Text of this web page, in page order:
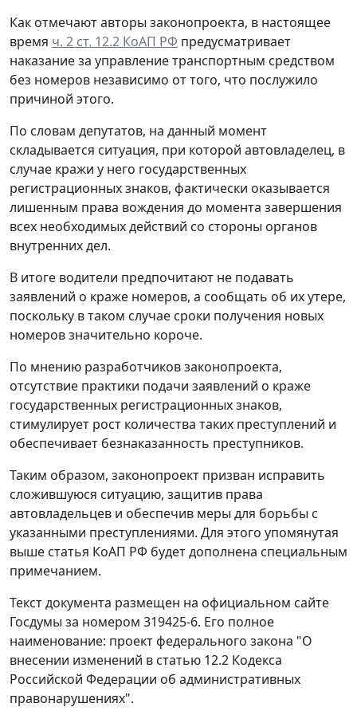
Как отмечают авторы законопроекта, в настоящее
время ч. 2 ст. 12.2 КоАП РФ предусматривает
наказание за управление транспортным средством
без номеров независимо от того, что послужило
причиной этого.
По словам депутатов, на данный момент
складывается ситуация, при которой автовладелец, в
случае кражи у него государственных
регистрационных знаков, фактически оказывается
лишенным права вождения до момента завершения
всех необходимых действий со стороны органов
внутренних дел.
В итоге водители предпочитают не подавать
заявлений о краже номеров, а сообщать об их утере,
поскольку в таком случае сроки получения новых
номеров значительно короче.
По мнению разработчиков законопроекта,
отсутствие практики подачи заявлений о краже
государственных регистрационных знаков,
стимулирует рост количества таких преступлений и
обеспечивает безнаказанность преступников.
Таким образом, законопроект призван исправить
сложившуюся ситуацию, защитив права
автовладельцев и обеспечив меры для борьбы с
указанными преступлениями. Для этого упомянутая
выше статья КоАП РФ будет дополнена специальным
примечанием.
Текст документа размещен на официальном сайте
Госдумы за номером 319425-6. Его полное
наименование: проект федерального закона "О
внесении изменений в статью 12.2 Кодекса
Российской Федерации об административных
правонарушениях".